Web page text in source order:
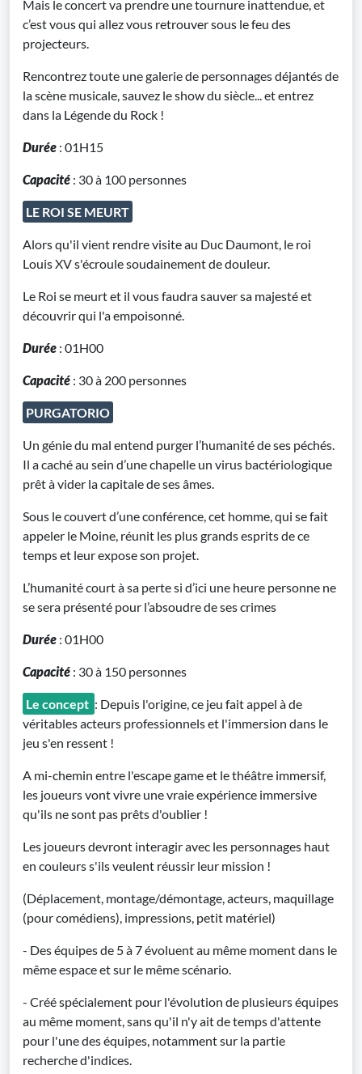
Mais le concert va prendre une tournure inattendue, et
c’est vous qui allez vous retrouver sous le feu des
projecteurs.
Rencontrez toute une galerie de personnages déjantés de
la scène musicale, sauvez le show du siècle... et entrez
dans la Légende du Rock !
Durée : 01H15
Capacité : 30 à 100 personnes
LE ROI SE MEURT
Alors qu'il vient rendre visite au Duc Daumont, le roi
Louis XV s'écroule soudainement de douleur.
Le Roi se meurt et il vous faudra sauver sa majesté et
découvrir qui l'a empoisonné.
Durée : 01H00
Capacité : 30 à 200 personnes
PURGATORIO
Un génie du mal entend purger l’humanité de ses péchés.
Il a caché au sein d’une chapelle un virus bactériologique
prêt à vider la capitale de ses âmes.
Sous le couvert d’une conférence, cet homme, qui se fait
appeler le Moine, réunit les plus grands esprits de ce
temps et leur expose son projet.
L’humanité court à sa perte si d’ici une heure personne ne
se sera présenté pour l’absoudre de ses crimes
Durée : 01H00
Capacité : 30 à 150 personnes
Le concept : Depuis l'origine, ce jeu fait appel à de
véritables acteurs professionnels et l'immersion dans le
jeu s'en ressent !
A mi-chemin entre l'escape game et le théâtre immersif,
les joueurs vont vivre une vraie expérience immersive
qu'ils ne sont pas prêts d'oublier !
Les joueurs devront interagir avec les personnages haut
en couleurs s'ils veulent réussir leur mission !
(Déplacement, montage/démontage, acteurs, maquillage
(pour comédiens), impressions, petit matériel)
- Des équipes de 5 à 7 évoluent au même moment dans le
même espace et sur le même scénario.
- Créé spécialement pour l'évolution de plusieurs équipes
au même moment, sans qu'il n'y ait de temps d'attente
pour l'une des équipes, notamment sur la partie
recherche d'indices.